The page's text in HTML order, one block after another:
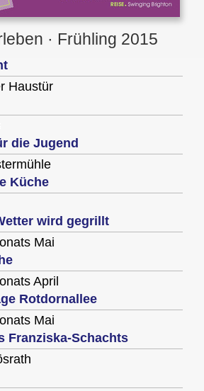
· Frühling 2015
Haustür
die Jugend
Küche
wird gegrillt
Mai
April
Rotdornallee
Mai
Franziska-Schachts